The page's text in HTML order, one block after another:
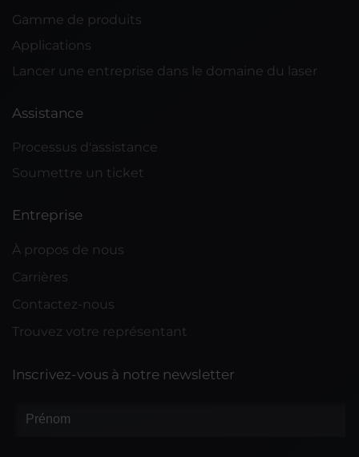
Gamme de produits
Applications
Lancer une entreprise dans le domaine du laser
Assistance
Processus d'assistance
Soumettre un ticket
Entreprise
À propos de nous
Carrières
Contactez-nous
Trouvez votre représentant
Inscrivez-vous à notre newsletter